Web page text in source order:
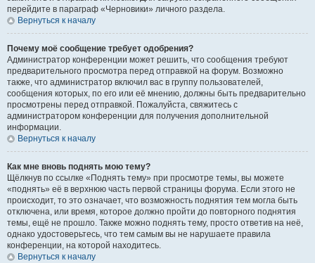
перейдите в параграф «Черновики» личного раздела.
Вернуться к началу
Почему моё сообщение требует одобрения?
Администратор конференции может решить, что сообщения требуют
предварительного просмотра перед отправкой на форум. Возможно
также, что администратор включил вас в группу пользователей,
сообщения которых, по его или её мнению, должны быть предварительно
просмотрены перед отправкой. Пожалуйста, свяжитесь с
администратором конференции для получения дополнительной
информации.
Вернуться к началу
Как мне вновь поднять мою тему?
Щёлкнув по ссылке «Поднять тему» при просмотре темы, вы можете
«поднять» её в верхнюю часть первой страницы форума. Если этого не
происходит, то это означает, что возможность поднятия тем могла быть
отключена, или время, которое должно пройти до повторного поднятия
темы, ещё не прошло. Также можно поднять тему, просто ответив на неё,
однако удостоверьтесь, что тем самым вы не нарушаете правила
конференции, на которой находитесь.
Вернуться к началу